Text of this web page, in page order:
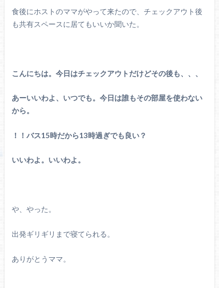
食後にホストのママがやって来たので、チェックアウト後
も共有スペースに居てもいいか聞いた。
こんにちは。今日はチェックアウトだけどその後も、、、
あーいいわよ、いつでも。今日は誰もその部屋を使わない
から。
！！バス15時だから13時過ぎでも良い？
いいわよ。いいわよ。
や、やった。
出発ギリギリまで寝てられる。
ありがとうママ。